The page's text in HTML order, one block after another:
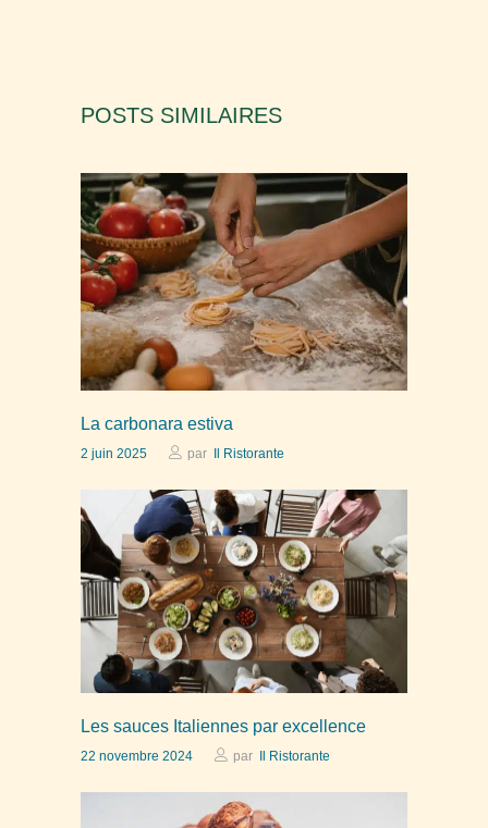
POSTS SIMILAIRES
La carbonara estiva
2 juin 2025 par Il Ristorante
Les sauces Italiennes par excellence
22 novembre 2024 par Il Ristorante